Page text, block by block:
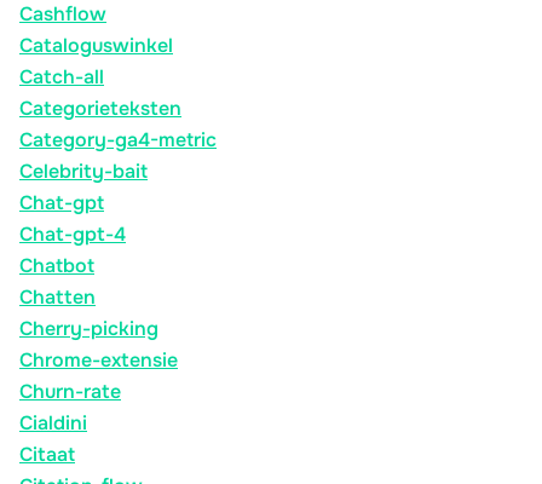
Cashflow
Cataloguswinkel
Catch-all
Categorieteksten
Category-ga4-metric
Celebrity-bait
Chat-gpt
Chat-gpt-4
Chatbot
Chatten
Cherry-picking
Chrome-extensie
Churn-rate
Cialdini
Citaat